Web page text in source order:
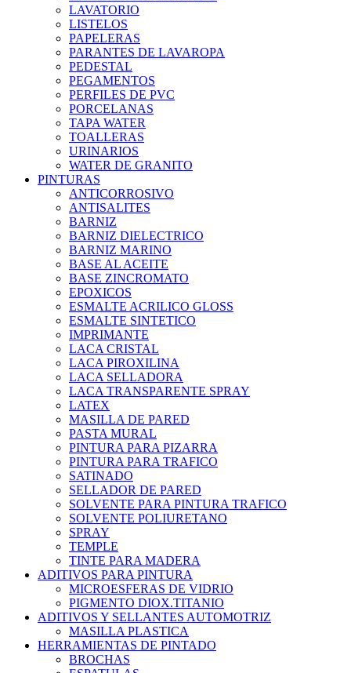
LAVATORIO
LISTELOS
PAPELERAS
PARANTES DE LAVAROPA
PEDESTAL
PEGAMENTOS
PERFILES DE PVC
PORCELANAS
TAPA WATER
TOALLERAS
URINARIOS
WATER DE GRANITO
PINTURAS
ANTICORROSIVO
ANTISALITES
BARNIZ
BARNIZ DIELECTRICO
BARNIZ MARINO
BASE AL ACEITE
BASE ZINCROMATO
EPOXICOS
ESMALTE ACRILICO GLOSS
ESMALTE SINTETICO
IMPRIMANTE
LACA CRISTAL
LACA PIROXILINA
LACA SELLADORA
LACA TRANSPARENTE SPRAY
LATEX
MASILLA DE PARED
PASTA MURAL
PINTURA PARA PIZARRA
PINTURA PARA TRAFICO
SATINADO
SELLADOR DE PARED
SOLVENTE PARA PINTURA TRAFICO
SOLVENTE POLIURETANO
SPRAY
TEMPLE
TINTE PARA MADERA
ADITIVOS PARA PINTURA
MICROESFERAS DE VIDRIO
PIGMENTO DIOX.TITANIO
ADITIVOS Y SELLANTES AUTOMOTRIZ
MASILLA PLASTICA
HERRAMIENTAS DE PINTADO
BROCHAS